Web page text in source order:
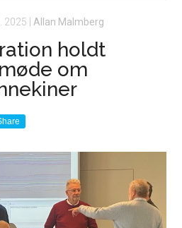
2025 Allan Malmberg
holdt
om